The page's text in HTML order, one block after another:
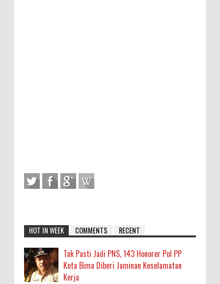
HOT IN WEEK COMMENTS RECENT
Tak Pasti Jadi PNS, 143 Honorer Pol PP
Kota Bima Diberi Jaminan Keselamatan
Kerja